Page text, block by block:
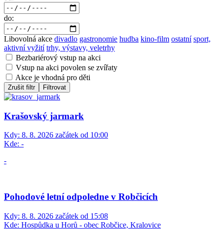
do:
Libovolná akce divadlo gastronomie hudba kino-film ostatní sport,
aktivní vyžití trhy, výstavy, veletrhy
Bezbariérový vstup na akci
Vstup na akci povolen se zvířaty
Akce je vhodná pro děti
Zrušit filtr Filtrovat
Krašovský jarmark
Kdy: 8. 8. 2026 začátek od 10:00
Kde: -
-
Pohodové letní odpoledne v Robčicích
Kdy: 8. 8. 2026 začátek od 15:08
Kde: Hospůdka u Horů - obec Robčice, Kralovice